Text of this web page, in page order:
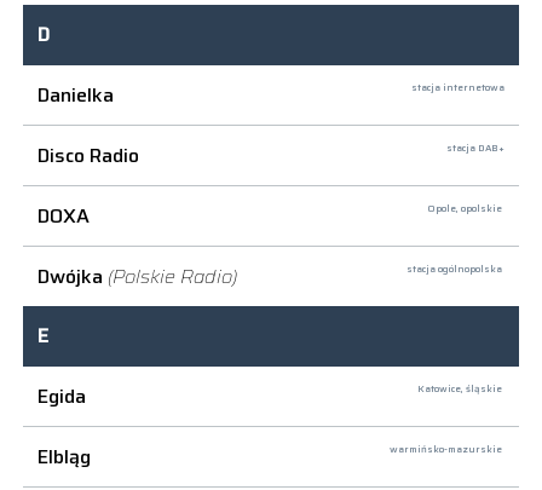
D
Danielka
stacja internetowa
Disco Radio stacja DAB+
DOXA Opole, opolskie
Dwójka (Polskie Radio) stacja ogólnopolska
E
Egida
Katowice, śląskie
Elbląg warmińsko-mazurskie